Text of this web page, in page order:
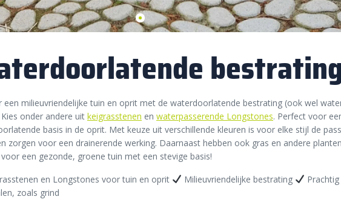
een milieuvriendelijke tuin en oprit met de waterdoorlatende bestrating (ook wel
onder andere uit keigrasstenen en waterpasserende Longstones. Perfect voor
basis in de oprit. Met keuze uit verschillende kleuren is voor elke stijl de
zorgen voor een drainerende werking. Daarnaast hebben ook gras en andere
een gezonde, groene tuin met een stevige basis!
en Longstones voor tuin en oprit
Milieuvriendelijke bestrating
zoals grind